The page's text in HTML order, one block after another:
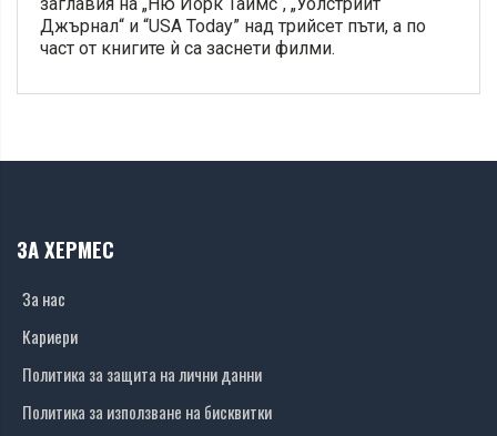
Джърнал“ и “USA Today” над трийсет пъти, а по
част от книгите ѝ са заснети филми.
ЗА ХЕРМЕС
За нас
Кариери
Политика за защита на лични данни
Политика за използване на бисквитки